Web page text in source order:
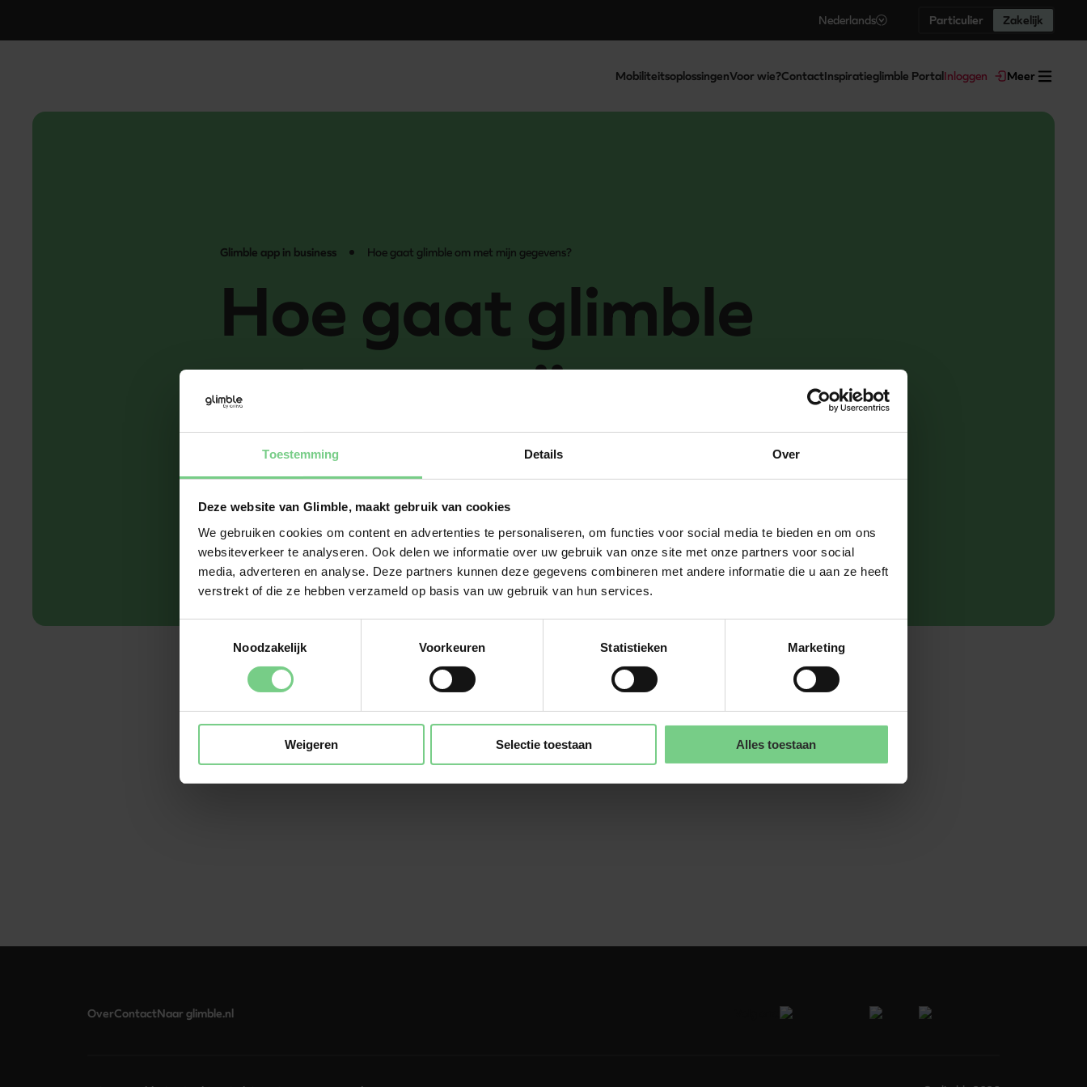
Toestemming Details Over
Deze website van Glimble, maakt gebruik van cookies
We gebruiken cookies om content en advertenties te personaliseren, om functies voor social media te bieden en om ons
websiteverkeer te analyseren. Ook delen we informatie over uw gebruik van onze site met onze partners voor social
media, adverteren en analyse. Deze partners kunnen deze gegevens combineren met andere informatie die u aan ze heeft
verstrekt of die ze hebben verzameld op basis van uw gebruik van hun services.
Toestemmingsselectie
Noodzakelijk
Voorkeuren Statistieken Marketing
Weigeren Selectie toestaan Alles toestaan
Nederlands Particulier Zakelijk
MobiliteitsoplossingenVoor wie?ContactInspiratieglimble PortalInloggen Meer
Glimble app in business Hoe gaat glimble om met mijn gegevens?
Hoe gaat glimble
om met mijn
gegevens?
Glimble gaat zorgvuldig om met persoonsgegevens. Het privacy statement vind je hier. Je
glimble. Dat geldt niet voor privéreizen die je maakt met glimble. Deze betaal je zelf en
OverContactNaar glimble.nl